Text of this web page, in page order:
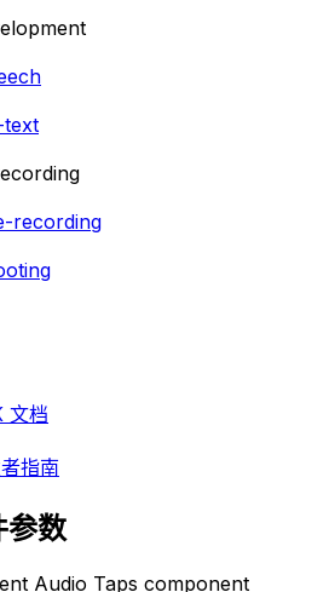
text
recording
文档
指南
数
Audio Taps component